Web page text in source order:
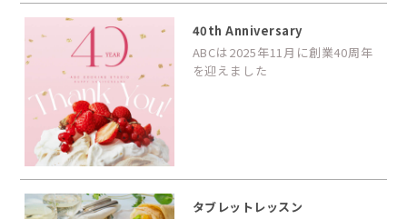
40th Anniversary
ABCは2025年11月に創業40周年
を迎えました
タブレットレッスン